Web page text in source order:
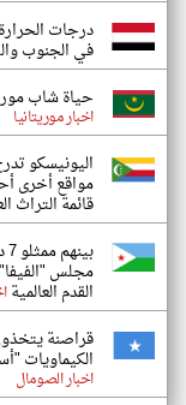
درجات
في الجنوب
حياة شاب
اخبار موريتانيا
اليونيسكو
مواقع أخرى
قائمة التراث
مجلس
القدم العالمية
قراصنة
الكيماويات
اخبار الصومال